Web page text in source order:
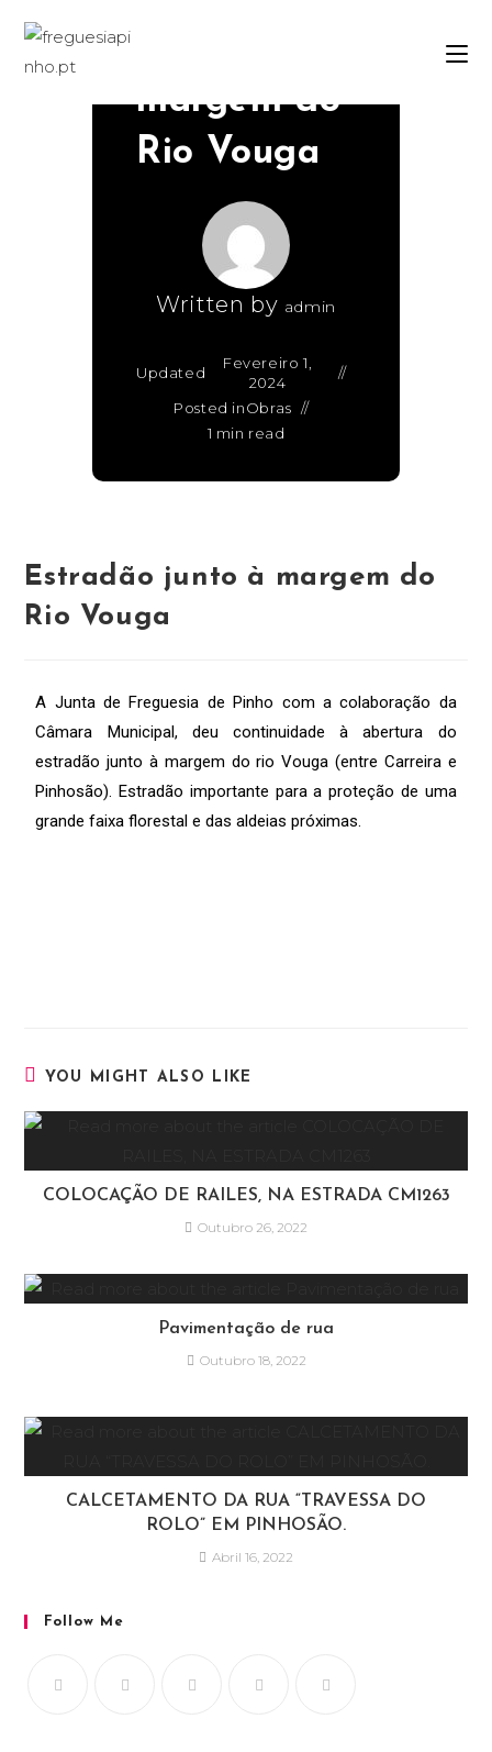
margem do
Rio Vouga
Written by admin
Updated
Fevereiro 1,
2024
Posted inObras
1 min read
Estradão junto à margem do
Rio Vouga
A Junta de Freguesia de Pinho com a colaboração da
Câmara Municipal, deu continuidade à abertura do
estradão junto à margem do rio Vouga (entre Carreira e
Pinhosão). Estradão importante para a proteção de uma
grande faixa florestal e das aldeias próximas.
YOU MIGHT ALSO LIKE
COLOCAÇÃO DE RAILES, NA ESTRADA CM1263
Outubro 26, 2022
Pavimentação de rua
Outubro 18, 2022
CALCETAMENTO DA RUA “TRAVESSA DO
ROLO” EM PINHOSÃO.
Abril 16, 2022
Follow Me